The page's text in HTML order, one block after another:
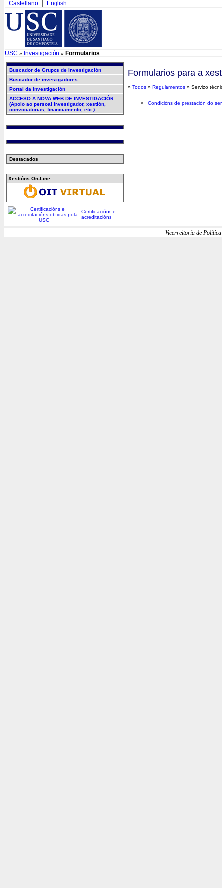
Castellano English
USC » Investigación » Formularios
Buscador de Grupos de Investigación
Buscador de investigadores
Portal da Investigación
ACCESO A NOVA WEB DE INVESTIGACIÓN
(Apoio ao persoal investigador, xestión,
convocatorias, financiamento, etc.)
Destacados
Xestións On-Line
Certificacións e
acreditacións
Formularios para a
» Todos » Regulamentos » Servizo
Condicións de prestación do
Vicerreitoría de